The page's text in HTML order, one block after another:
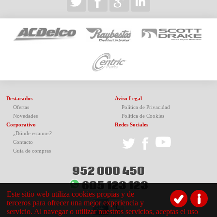
Destacados
Ofertas
Novedades
Corporativo
¿Dónde estamos?
Contacto
Guía de compras
Aviso Legal
Política de Privacidad
Política de Cookies
Redes Sociales
952 000 450
605 123 123
Este sitio web utiliza cookies propias y de
terceros para ofrecer una mejor experiencia y
servicio. Al navegar o utilizar nuestros servicios, aceptas el uso